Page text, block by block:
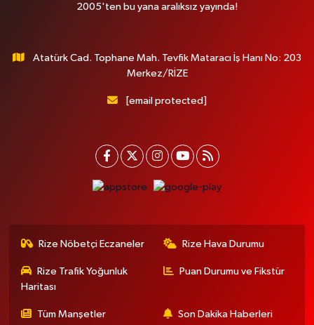
2005'ten bu yana aralıksız yayında!
Atatürk Cad. Tophane Mah. Tevfik Mataracı İş Hanı No: 203
Merkez/RİZE
[email protected]
Rize Nöbetçi Eczaneler Rize Hava Durumu
Rize Trafik Yoğunluk
Haritası
Puan Durumu ve Fikstür
Tüm Manşetler Son Dakika Haberleri